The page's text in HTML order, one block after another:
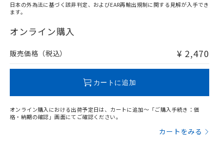
在庫等で未対応品が混在する可能性があります。
問い合わせください。
日本の外為法に基づく該非判定、およびEAR再輸出規制に関する見解が入手でき
ます。
オンライン購入
販売価格（税込） ¥ 2,470
カートに追加
オンライン購入における出荷予定日は、カートに追加～「ご購入手続き：価
格・納期の確認」画面にてご確認ください。
カートをみる